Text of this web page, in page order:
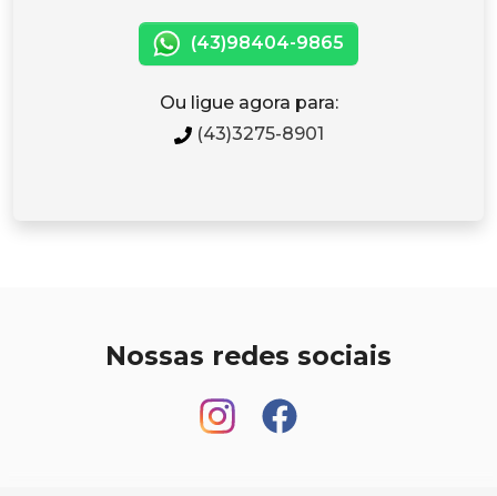
(43)98404-9865
Ou ligue agora para:
(43)3275-8901
Nossas redes sociais